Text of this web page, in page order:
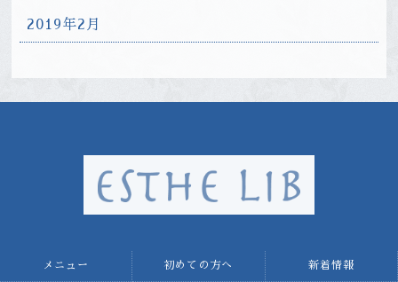
2019年2月
メニュー 初めての方へ 新着情報